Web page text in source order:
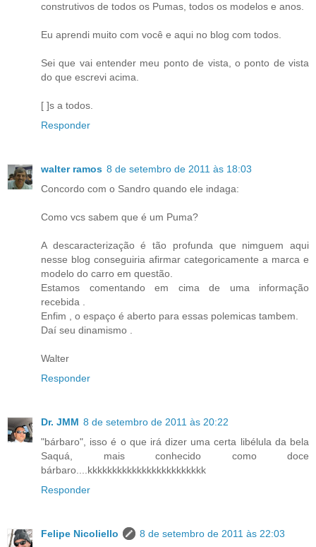
construtivos de todos os Pumas, todos os modelos e anos.
Eu aprendi muito com você e aqui no blog com todos.
Sei que vai entender meu ponto de vista, o ponto de vista
do que escrevi acima.
[ ]s a todos.
Responder
walter ramos 8 de setembro de 2011 às 18:03
Concordo com o Sandro quando ele indaga:
Como vcs sabem que é um Puma?
A descaracterização é tão profunda que nimguem aqui
nesse blog conseguiria afirmar categoricamente a marca e
modelo do carro em questão.
Estamos comentando em cima de uma informação
recebida .
Enfim , o espaço é aberto para essas polemicas tambem.
Daí seu dinamismo .
Walter
Responder
Dr. JMM 8 de setembro de 2011 às 20:22
"bárbaro", isso é o que irá dizer uma certa libélula da bela
Saquá, mais conhecido como doce
bárbaro....kkkkkkkkkkkkkkkkkkkkkkkk
Responder
Felipe Nicoliello
8 de setembro de 2011 às 22:03